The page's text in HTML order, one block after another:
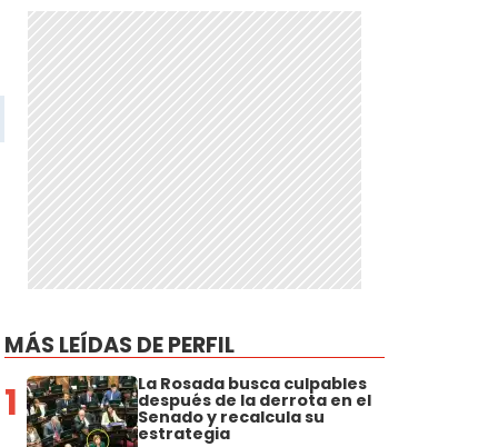
MÁS LEÍDAS DE PERFIL
1 La Rosada busca culpables
después de la derrota en el
Senado y recalcula su
estrategia